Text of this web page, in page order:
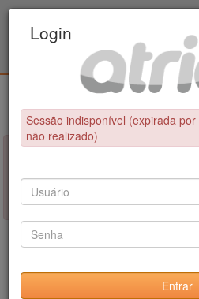
Educação Física / UPE - UFPB
NÃO FOI POSSÍVEL CONCLUIR A
Sessão indisponível (expirada por
realizado)
Login
Sessão indisponível (expirada
não realizado)
Entrar